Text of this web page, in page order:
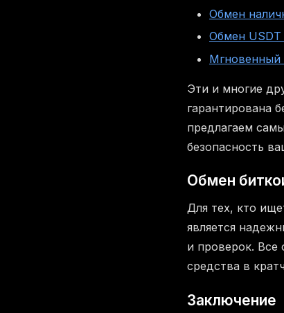
Обмен
Обмен USDT
Мгновенный
Эти и многие
гарантирована
предлагаем
безопасность
Обмен
Для тех, кто
является
и проверок. Все
средства в
Заключение